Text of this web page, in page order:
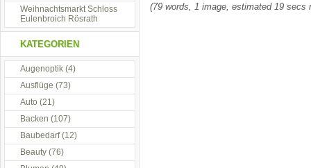
(79 words, 1 image, estimated 19 secs
Weihnachtsmarkt Schloss
Eulenbroich Rösrath
KATEGORIEN
Augenoptik (4)
Ausflüge (73)
Auto (21)
Backen (107)
Baubedarf(12)
Beauty (76)